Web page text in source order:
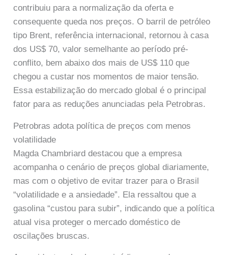
contribuiu para a normalização da oferta e
consequente queda nos preços. O barril de petróleo
tipo Brent, referência internacional, retornou à casa
dos US$ 70, valor semelhante ao período pré-
conflito, bem abaixo dos mais de US$ 110 que
chegou a custar nos momentos de maior tensão.
Essa estabilização do mercado global é o principal
fator para as reduções anunciadas pela Petrobras.
Petrobras adota política de preços com menos
volatilidade
Magda Chambriard destacou que a empresa
acompanha o cenário de preços global diariamente,
mas com o objetivo de evitar trazer para o Brasil
“volatilidade e a ansiedade”. Ela ressaltou que a
gasolina “custou para subir”, indicando que a política
atual visa proteger o mercado doméstico de
oscilações bruscas.